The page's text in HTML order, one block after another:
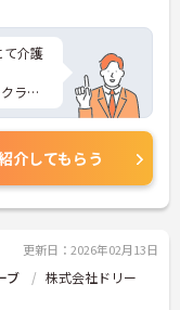
て介護
ライ
叶い
さら
談くだ
介してもらう
更新日：2026年02月13日
ブ
株式会社ドリー